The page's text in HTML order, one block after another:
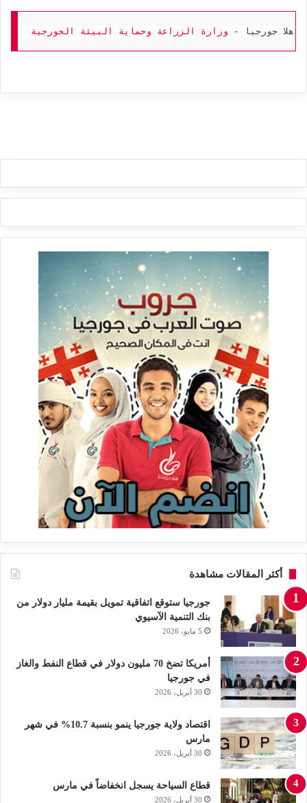
: هلا جورجيا - وزارة الزراعة وحماية البيئة الجورجية
أكثر المقالات مشاهدة
جورجيا ستوقع اتفاقية تمويل بقيمة مليار دولار من
بنك التنمية الآسيوي
5 مايو، 2026
أمريكا تضخ 70 مليون دولار في قطاع النفط والغاز
في جورجيا
30 أبريل، 2026
اقتصاد ولاية جورجيا ينمو بنسبة 10.7% في شهر
مارس
30 أبريل، 2026
قطاع السياحة يسجل انخفاضاً في مارس
30 أبريل، 2026